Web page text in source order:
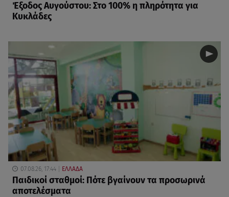
Έξοδος Αυγούστου: Στο 100% η πληρότητα για
Κυκλάδες
07.08.26, 17:44 ΕΛΛΑΔΑ
Παιδικοί σταθμοί: Πότε βγαίνουν τα προσωρινά
αποτελέσματα